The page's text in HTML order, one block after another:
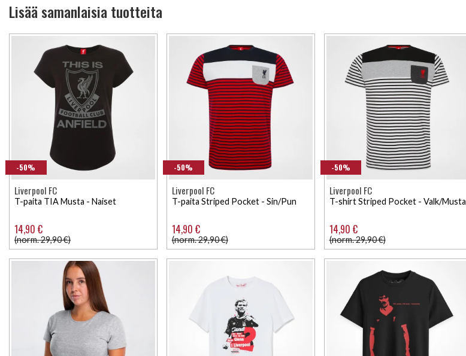
Lisää samanlaisia tuotteita
-50%
Liverpool FC
T-paita TIA Musta - Naiset
14,90 €
(norm. 29,90 €)
-50%
Liverpool FC
T-paita Striped Pocket - Sin/Pun
14,90 €
(norm. 29,90 €)
-50%
Liverpool FC
T-shirt Striped Pocket - Valk/Musta
14,90 €
(norm. 29,90 €)